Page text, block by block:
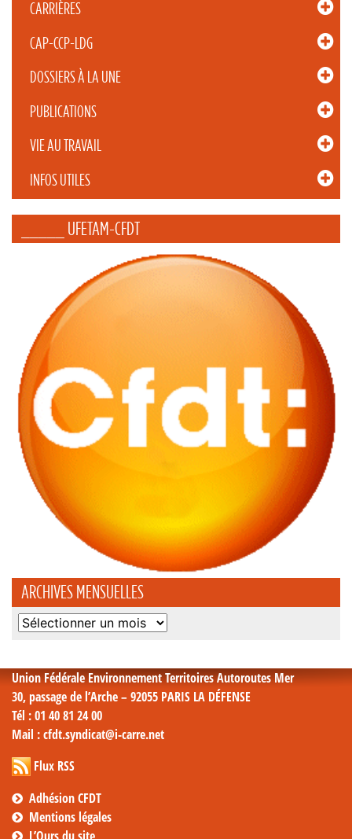
CARRIÈRES
CAP-CCP-LDG
DOSSIERS À LA UNE
PUBLICATIONS
VIE AU TRAVAIL
INFOS UTILES
_____ UFETAM-CFDT
ARCHIVES MENSUELLES
Archives
Union Fédérale Environnement Territoires Autoroutes Mer
30, passage de l’Arche – 92055 PARIS LA DÉFENSE
Tél : 01 40 81 24 00
Mail : cfdt.syndicat@i-carre.net
Flux RSS
Adhésion CFDT
Mentions légales